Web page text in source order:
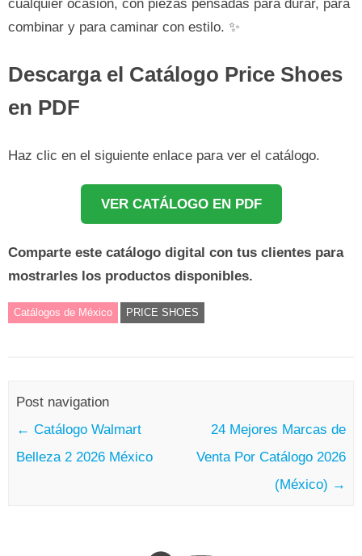
cualquier ocasión, con piezas pensadas para durar, para
combinar y para caminar con estilo. ✨
Descarga el Catálogo Price Shoes
en PDF
Haz clic en el siguiente enlace para ver el catálogo.
VER CATÁLOGO EN PDF
Comparte este catálogo digital con tus clientes para
mostrarles los productos disponibles.
Catálogos de México PRICE SHOES
Post navigation
← Catálogo Walmart
Belleza 2 2026 México
24 Mejores Marcas de
Venta Por Catálogo 2026
(México) →